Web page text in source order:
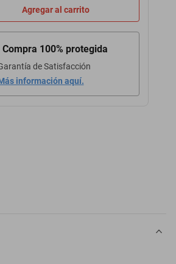
Agregar al carrito
Compra 100% protegida
de Satisfacción
información aquí.